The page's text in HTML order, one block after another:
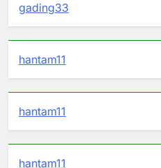
gading33
hantam11
hantam11
hantam11